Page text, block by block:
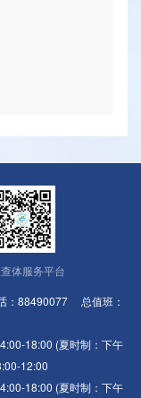
体服务平台
：88490077 总值班：
18:00 (夏时制：下午
12:00
18:00 (夏时制：下午